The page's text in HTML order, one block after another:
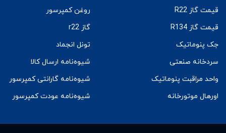
قیمت گاز R22
قیمت گاز R134
جک پنوماتیک
سردخانه صنعتی
واحد مراقبت پنوماتیک
اورهال موتورخانه
روغن کمپرسور
گاز r22
تونل انجماد
شیوه‌نامه ارسال کالا
شیوه‌نامه گارانتی کمپرسور
شیوه‌نامه عودت کمپرسور